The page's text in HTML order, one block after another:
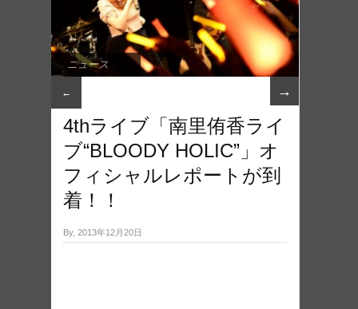
ニュース
← →
4thライブ「南里侑香ライ
ブ“BLOODY HOLIC”」オ
フィシャルレポートが到
着！！
By, 2013年12月20日